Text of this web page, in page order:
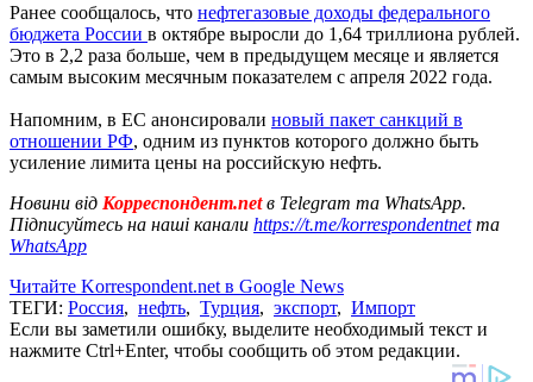
Ранее сообщалось, что нефтегазовые доходы федерального
бюджета России в октябре выросли до 1,64 триллиона рублей.
Это в 2,2 раза больше, чем в предыдущем месяце и является
самым высоким месячным показателем с апреля 2022 года.
Напомним, в ЕС анонсировали новый пакет санкций в
отношении РФ, одним из пунктов которого должно быть
усиление лимита цены на российскую нефть.
Новини від Корреспондент.netв Telegram та WhatsApp.
Підписуйтесь на наші канали https://t.me/korrespondentnetта
WhatsApp
Читайте Korrespondent.net в Google News
ТЕГИ: Россия, нефть, Турция, экспорт, Импорт
Если вы заметили ошибку, выделите необходимый текст и
нажмите Ctrl+Enter, чтобы сообщить об этом редакции.